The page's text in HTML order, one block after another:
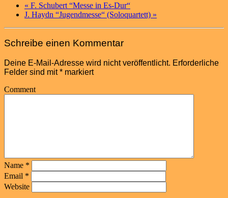
« F. Schubert “Messe in Es-Dur“
J. Haydn “Jugendmesse“ (Soloquartett) »
Schreibe einen Kommentar
Deine E-Mail-Adresse wird nicht veröffentlicht. Erforderliche
Felder sind mit* markiert
Comment
Name *
Email *
Website